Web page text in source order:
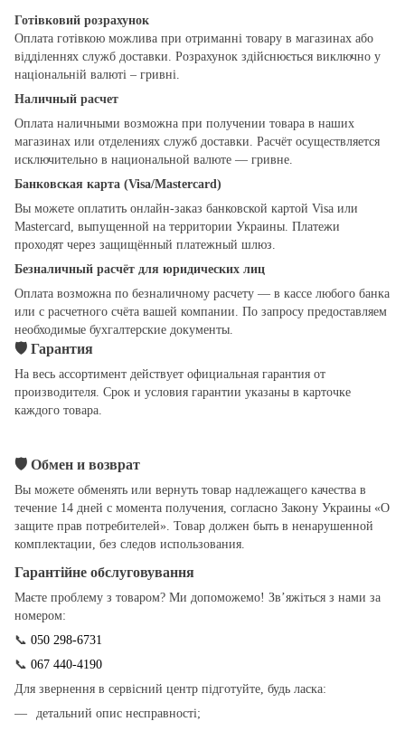
Готівковий розрахунок
Оплата готівкою можлива при отриманні товару в магазинах або
відділеннях служб доставки. Розрахунок здійснюється виключно у
національній валюті – гривні.
Наличный расчет
Оплата наличными возможна при получении товара в наших
магазинах или отделениях служб доставки. Расчёт осуществляется
исключительно в национальной валюте — гривне.
Банковская карта (Visa/Mastercard)
Вы можете оплатить онлайн-заказ банковской картой Visa или
Mastercard, выпущенной на территории Украины. Платежи
проходят через защищённый платежный шлюз.
Безналичный расчёт для юридических лиц
Оплата возможна по безналичному расчету — в кассе любого банка
или с расчетного счёта вашей компании. По запросу предоставляем
необходимые бухгалтерские документы.
🛡 Гарантия
На весь ассортимент действует официальная гарантия от
производителя. Срок и условия гарантии указаны в карточке
каждого товара.
🛡 Обмен и возврат
Вы можете обменять или вернуть товар надлежащего качества в
течение 14 дней с момента получения, согласно Закону Украины «О
защите прав потребителей». Товар должен быть в ненарушенной
комплектации, без следов использования.
Гарантійне обслуговування
Маєте проблему з товаром? Ми допоможемо! Зв’яжіться з нами за
номером:
📞 050 298-6731
📞 067 440-4190
Для звернення в сервісний центр підготуйте, будь ласка:
детальний опис несправності;